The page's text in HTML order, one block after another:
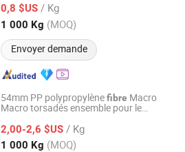
0,8 $US / Kg
1 000 Kg (MOQ)
Envoyer demande
Depuis 2025
54mm PP polypropylènefibre Macro
Macro torsadés ensemble pour le
synthétiques
2,00-2,6 $US / Kg
1 000 Kg (MOQ)
Depuis 2011